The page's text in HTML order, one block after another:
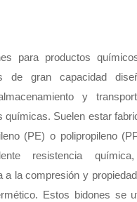
para productos
de gran capacidad
y
químicas. Suelen estar
(PE) o polipropileno
resistencia
a la compresión y
Estos bidones se